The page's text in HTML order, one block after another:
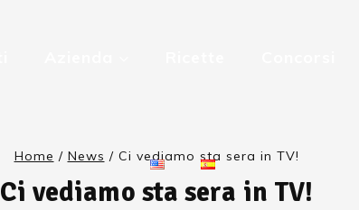
Home / News / Ci vediamo sta sera in TV!
Ci vediamo sta sera in TV!